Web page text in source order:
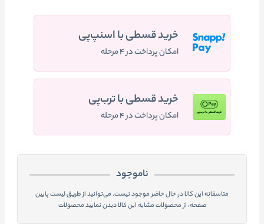
خرید قسطی با اسنپ‌پی
امکان پرداخت در ۴ مرحله
خرید قسطی با ترب‌پی
امکان پرداخت در ۴ مرحله
ناموجود
متاسفانه این کالا در حال حاضر موجود نیست. می‌توانید از طریق لیست پایین
صفحه، از محصولات مشابه این کالا دیدن نمایید محصولات